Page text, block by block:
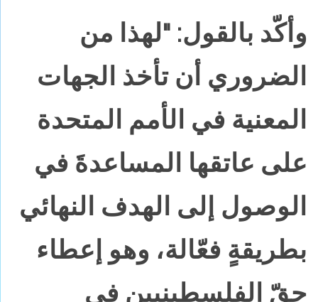
وأكّد بالقول: "لهذا من
الضروري أن تأخذ الجهات
المعنية في الأمم المتحدة
على عاتقها المساعدةَ في
الوصول إلى الهدف النهائي
بطريقةٍ فعّالة، وهو إعطاء
حقّ الفلسطينيين في